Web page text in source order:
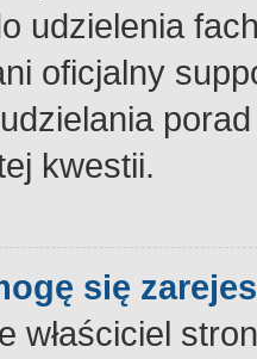
udzielenia
oficjalny
kwestii.
się
właściciel